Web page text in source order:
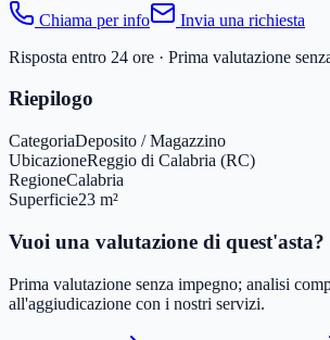
Chiama per info
Invia una richiesta
Risposta entro 24 ore · Prima valutazione
Riepilogo
CategoriaDeposito / Magazzino
UbicazioneReggio di Calabria (RC)
RegioneCalabria
Superficie23 m²
Vuoi una valutazione di quest'asta?
Prima valutazione senza impegno; analisi
all'aggiudicazione con i nostri servizi.